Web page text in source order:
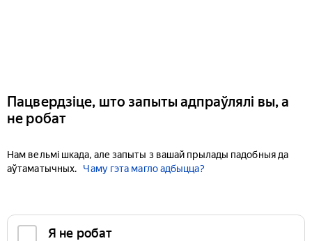
Пацвердзіце, што запыты адпраўлялі вы, а
не робат
Нам вельмі шкада, але запыты з вашай прылады падобныя да
аўтаматычных.
Чаму гэта магло адбыцца?
Я не робат